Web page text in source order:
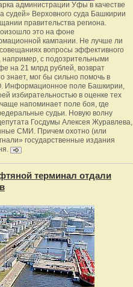
администрации Уфы в качестве
судей» Верховного суда Башкирии
правительства региона.
это на фоне
кампании. Не лучше ли
вопросы эффективного
например, с подозрительными
на 21 млрд рублей, возврат
знает, мог бы сильно помочь в
Информационное поле Башкирии,
избирательностью в оценке тех
напоминает поле боя, где
судьи. Новую волну
Госдумы Алексея Журавлева,
СМИ. Причем охотно (или
государственные издания
терминал отдали